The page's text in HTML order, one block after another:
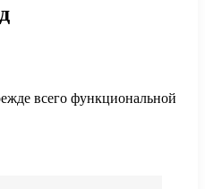
всего функциональной